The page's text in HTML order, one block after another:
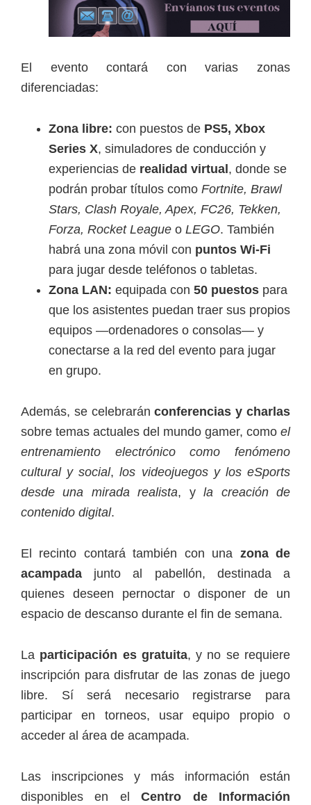
El evento contará con varias zonas
diferenciadas:
Zona libre: con puestos de PS5, Xbox
Series X, simuladores de conducción y
experiencias de realidad virtual, donde se
podrán probar títulos como Fortnite, Brawl
Stars, Clash Royale, Apex, FC26, Tekken,
Forza, Rocket League o LEGO. También
habrá una zona móvil con puntos Wi-Fi
para jugar desde teléfonos o tabletas.
Zona LAN: equipada con 50 puestos para
que los asistentes puedan traer sus propios
equipos —ordenadores o consolas— y
conectarse a la red del evento para jugar
en grupo.
Además, se celebraránconferencias y charlas
sobre temas actuales del mundo gamer, como el
entrenamiento electrónico como fenómeno
cultural y social,los videojuegos y los eSports
desde una mirada realista, yla creación de
contenido digital.
El recinto contará también con una zona de
acampada junto al pabellón, destinada a
quienes deseen pernoctar o disponer de un
espacio de descanso durante el fin de semana.
La participación es gratuita, y no se requiere
inscripción para disfrutar de las zonas de juego
libre. Sí será necesario registrarse para
participar en torneos, usar equipo propio o
acceder al área de acampada.
Las inscripciones y más información están
disponibles en elCentro de Información